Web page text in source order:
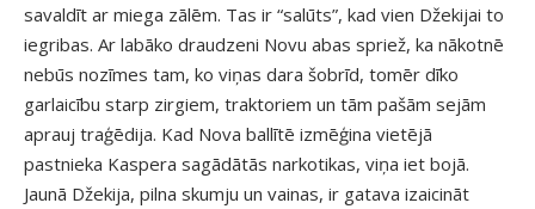
savaldīt ar miega zālēm. Tas ir “salūts”, kad vien Džekijai to
iegribas. Ar labāko draudzeni Novu abas spriež, ka nākotnē
nebūs nozīmes tam, ko viņas dara šobrīd, tomēr dīko
garlaicību starp zirgiem, traktoriem un tām pašām sejām
aprauj traģēdija. Kad Nova ballītē izmēģina vietējā
pastnieka Kaspera sagādātās narkotikas, viņa iet bojā.
Jaunā Džekija, pilna skumju un vainas, ir gatava izaicināt